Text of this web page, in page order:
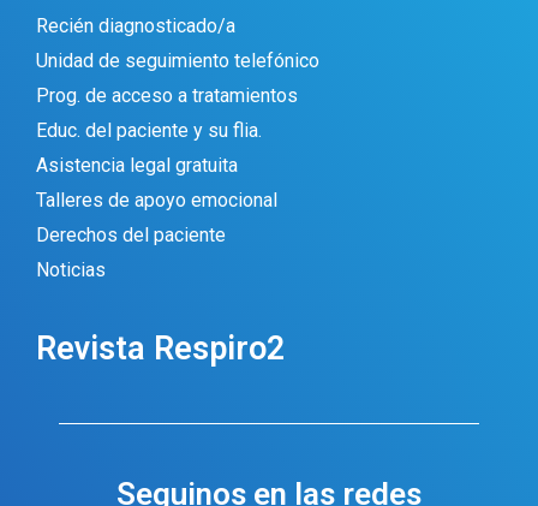
Recién diagnosticado/a
Unidad de seguimiento telefónico
Prog. de acceso a tratamientos
Educ. del paciente y su flia.
Asistencia legal gratuita
Talleres de apoyo emocional
Derechos del paciente
Noticias
Revista Respiro2
Seguinos en las redes